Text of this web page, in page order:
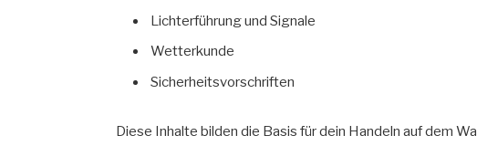
Lichterführung und Signale
Wetterkunde
Sicherheitsvorschriften
Diese Inhalte bilden die Basis für dein Handeln auf dem